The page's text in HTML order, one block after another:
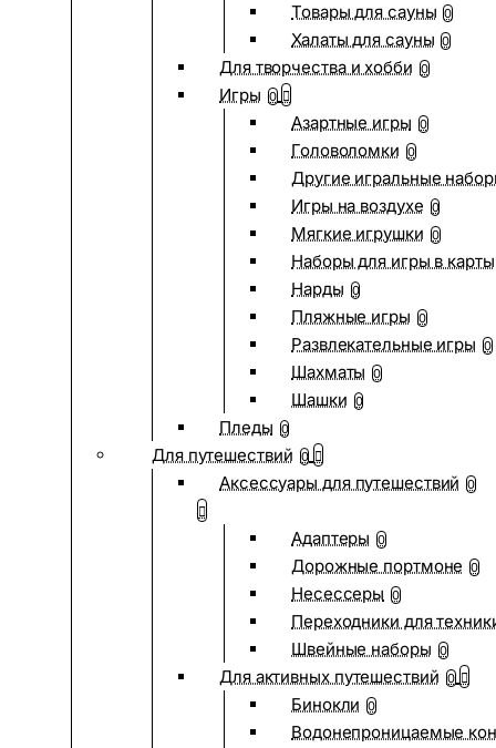
Товары для сауны 0
Халаты для сауны 0
Для творчества и хобби 0
Игры 0
Азартные игры 0
Головоломки 0
Другие игральные
Игры на воздухе 0
Мягкие игрушки 0
Наборы для игры в карты
Нарды 0
Пляжные игры 0
Развлекательные игры 0
Шахматы 0
Шашки 0
Пледы 0
Для путешествий 0
Аксессуары для путешествий 0
Адаптеры 0
Дорожные портмоне 0
Несессеры 0
Переходники для
Швейные наборы 0
Для активных путешествий 0
Бинокли 0
Водонепроницаемые